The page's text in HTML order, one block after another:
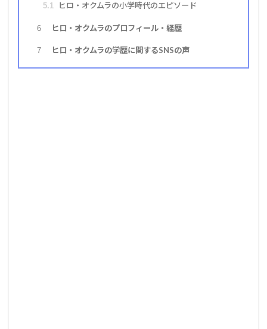
5.1 ヒロ・オクムラの小学時代のエピソード
6 ヒロ・オクムラのプロフィール・経歴
7 ヒロ・オクムラの学歴に関するSNSの声